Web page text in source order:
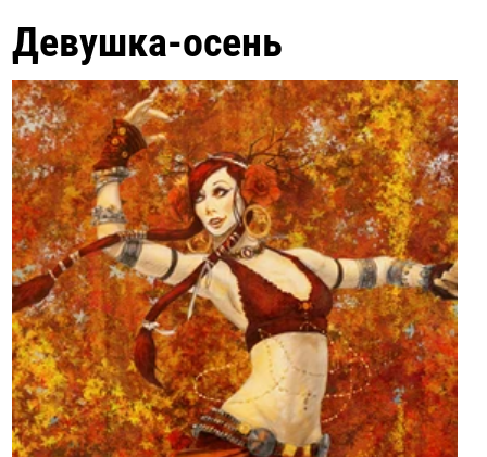
Девушка-осень